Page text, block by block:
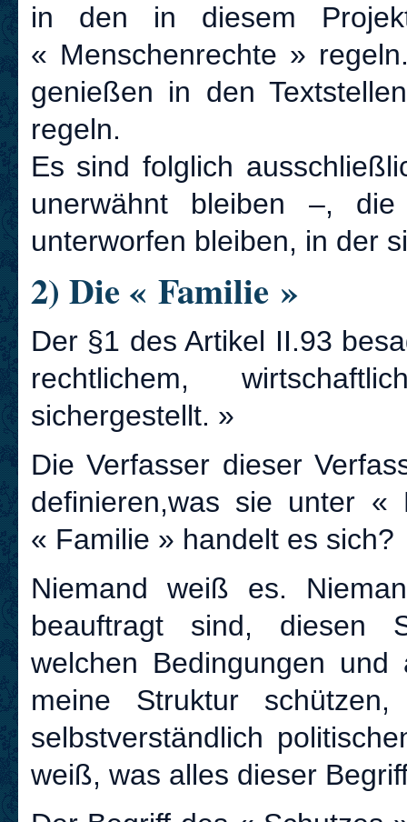
in den in diesem
« Menschenrechte »
genießen in den
regeln.
Es sind folglich
unerwähnt bleiben –,
unterworfen bleiben, in der
2) Die « Familie »
Der §1 des Artikel II.93
rechtlichem,
sichergestellt. »
Die Verfasser dieser
definieren,was sie unter «
« Familie » handelt es sich?
Niemand weiß es.
beauftragt sind, diesen
welchen Bedingungen
meine Struktur
selbstverständlich
weiß, was alles dieser